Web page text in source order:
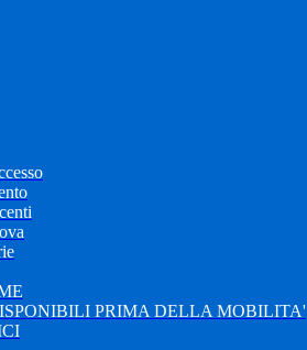
PRIMA DELLA MOBILITA'